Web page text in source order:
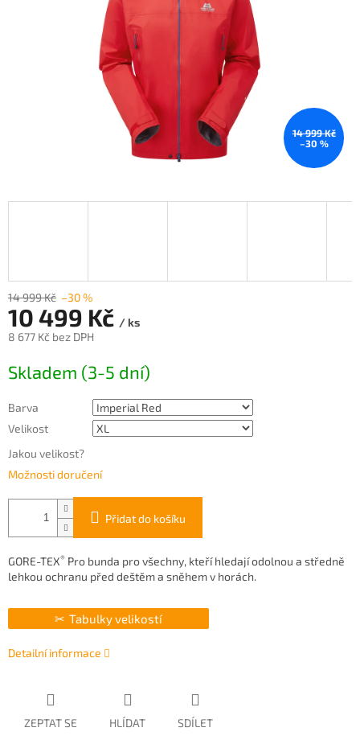
14 999 Kč
–30 %
14 999 Kč –30 %
10 499 Kč / ks
8 677 Kč bez DPH
cena:
Skladem (3-5 dní)
Barva
Velikost
Jakou velikost?
Možnosti doručení
Přidat do košíku
GORE-TEX® Pro bunda pro všechny, kteří hledají odolnou a středně
lehkou ochranu před deštěm a sněhem v horách.
Tabulky velikostí
Detailní informace
ZEPTAT SE HLÍDAT SDÍLET